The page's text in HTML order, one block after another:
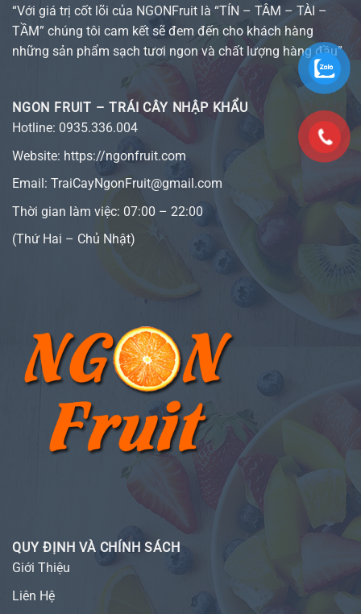
“Với giá trị cốt lõi của NGONFruit là “TÍN – TÂM – TÀI –
TẦM” chúng tôi cam kết sẽ đem đến cho khách hàng
những sản phẩm sạch tươi ngon và chất lượng hàng đầu”
NGON FRUIT – TRÁI CÂY NHẬP KHẨU
Hotline: 0935.336.004
Website: https://ngonfruit.com
Email: TraiCayNgonFruit@gmail.com
Thời gian làm việc: 07:00 – 22:00
(Thứ Hai – Chủ Nhật)
QUY ĐỊNH VÀ CHÍNH SÁCH
Giới Thiệu
Liên Hệ